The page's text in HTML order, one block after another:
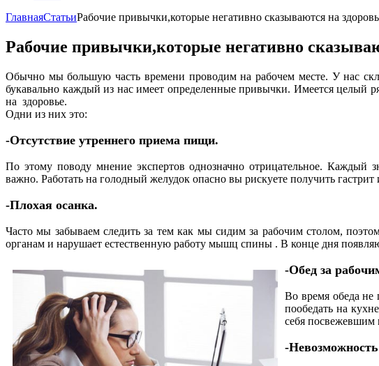
ГлавнаяСтатьиРабочие привычки,которые негативно сказываются на
Рабочие привычки,которые негативно
Обычно мы большую часть времени проводим на рабочем месте. У нас
букавально каждый из нас имеет определенные привычки. Имеется целый
на здоровье.
Одни из них это:
-Отсутствие утреннего приема пищи.
По этому поводу мнение экспертов однозначно отрицательное. Каждый
важно. Работать на голодный желудок опасно вы рискуете получить
-Плохая осанка.
Часто мы забываем следить за тем как мы сидим за рабочим столом,
органам и нарушает естественную работу мышц спины . В конце дня
-Обед за
Во время обеда не
пообедать на
себя
-